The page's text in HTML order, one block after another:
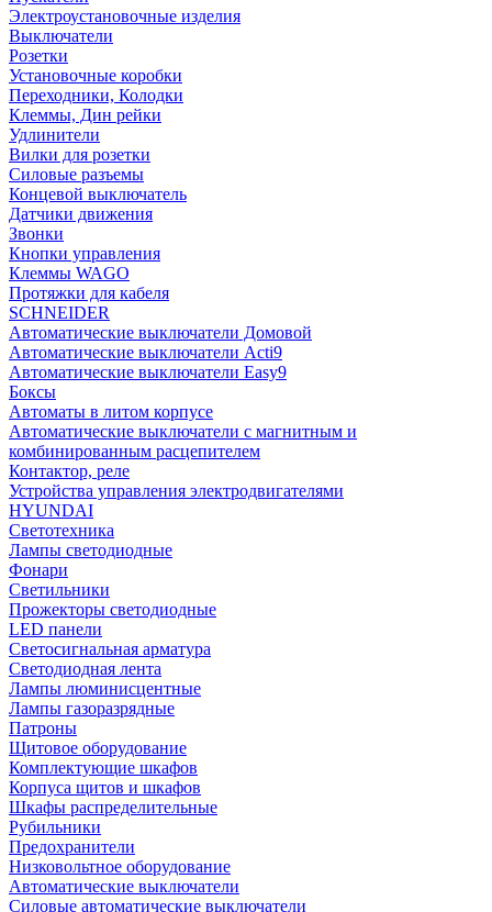
Электроустановочные изделия
Выключатели
Розетки
Установочные коробки
Переходники, Колодки
Клеммы, Дин рейки
Удлинители
Вилки для розетки
Силовые разъемы
Концевой выключатель
Датчики движения
Звонки
Кнопки управления
Клеммы WAGO
Протяжки для кабеля
SCHNEIDER
Автоматические выключатели Домовой
Автоматические выключатели Acti9
Автоматические выключатели Easy9
Боксы
Автоматы в литом корпусе
Автоматические выключатели с магнитным и
комбинированным расцепителем
Контактор, реле
Устройства управления электродвигателями
HYUNDAI
Светотехника
Лампы светодиодные
Фонари
Светильники
Прожекторы светодиодные
LED панели
Светосигнальная арматура
Светодиодная лента
Лампы люминисцентные
Лампы газоразрядные
Патроны
Щитовое оборудование
Комплектующие шкафов
Корпуса щитов и шкафов
Шкафы распределительные
Рубильники
Предохранители
Низковольтное оборудование
Автоматические выключатели
Силовые автоматические выключатели